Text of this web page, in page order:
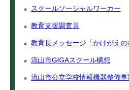
スクールソーシャルワーカー
教育支援調査員
教育長メッセージ「かけがえの
流山市GIGAスクール構想
流山市公立学校情報機器整備